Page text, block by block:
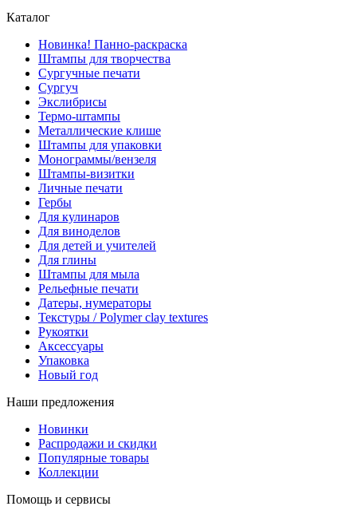
Каталог
Новинка! Панно-раскраска
Штампы для творчества
Сургучные печати
Сургуч
Экслибрисы
Термо-штампы
Металлические клише
Штампы для упаковки
Монограммы/вензеля
Штампы-визитки
Личные печати
Гербы
Для кулинаров
Для виноделов
Для детей и учителей
Для глины
Штампы для мыла
Рельефные печати
Датеры, нумераторы
Текстуры / Polymer clay textures
Рукоятки
Аксессуары
Упаковка
Новый год
Наши предложения
Новинки
Распродажи и скидки
Популярные товары
Коллекции
Помощь и сервисы